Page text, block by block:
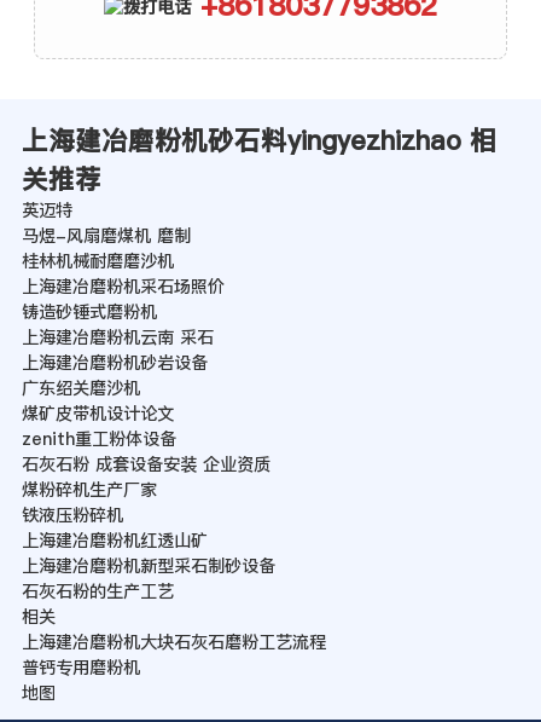
上海建冶磨粉机砂石料yingyezhizhao 相
关推荐
英迈特
马煜-风扇磨煤机 磨制
桂林机械耐磨磨沙机
上海建冶磨粉机采石场照价
铸造砂锤式磨粉机
上海建冶磨粉机云南 采石
上海建冶磨粉机砂岩设备
广东绍关磨沙机
煤矿皮带机设计论文
zenith重工粉体设备
石灰石粉 成套设备安装 企业资质
煤粉碎机生产厂家
铁液压粉碎机
上海建冶磨粉机红透山矿
上海建冶磨粉机新型采石制砂设备
石灰石粉的生产工艺
相关
上海建冶磨粉机大块石灰石磨粉工艺流程
普钙专用磨粉机
地图